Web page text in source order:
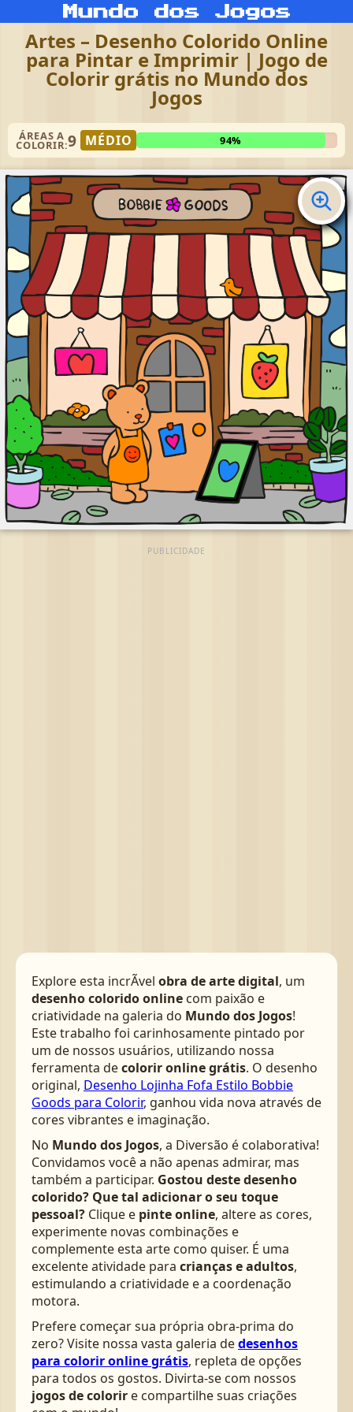
Artes – Desenho Colorido Online
para Pintar e Imprimir | Jogo de
Colorir grátis no Mundo dos
Jogos
ÁREAS A
COLORIR:9 MÉDIO 94%
PUBLICIDADE
Explore esta incrÃ­vel obra de arte digital, um
desenho colorido online com paixão e
criatividade na galeria do Mundo dos Jogos!
Este trabalho foi carinhosamente pintado por
um de nossos usuários, utilizando nossa
ferramenta decolorir online grátis. O desenho
original, Desenho Lojinha Fofa Estilo Bobbie
Goods para Colorir, ganhou vida nova através de
cores vibrantes e imaginação.
No Mundo dos Jogos, a Diversão é colaborativa!
Convidamos você a não apenas admirar, mas
também a participar. Gostou deste desenho
colorido? Que tal adicionar o seu toque
pessoal? Clique e pinte online, altere as cores,
experimente novas combinações e
complemente esta arte como quiser. É uma
excelente atividade para crianças e adultos,
estimulando a criatividade e a coordenação
motora.
Prefere começar sua própria obra-prima do
zero? Visite nossa vasta galeria dedesenhos
para colorir online grátis, repleta de opções
para todos os gostos. Divirta-se com nossos
jogos de colorir e compartilhe suas criações